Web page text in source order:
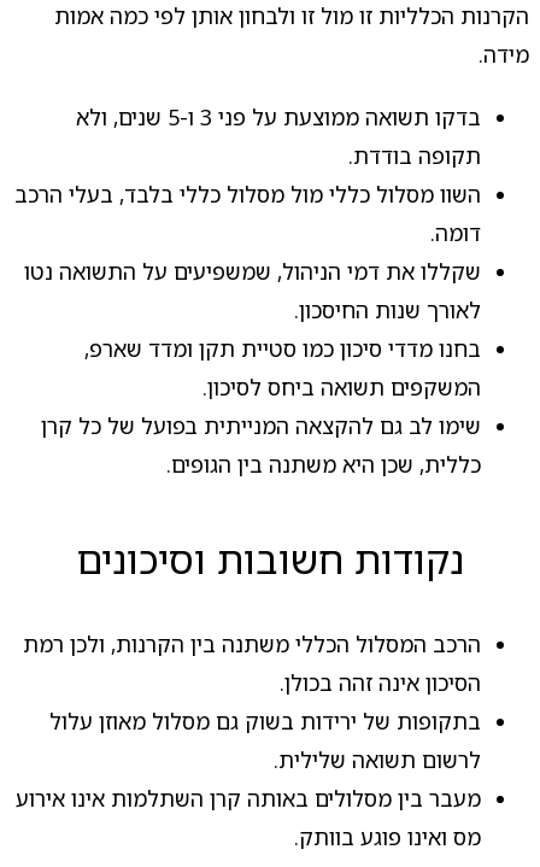
הקרנות הכלליות זו מול זו ולבחון אותן לפי כמה אמות
מידה.
בדקו תשואה ממוצעת על פני 3 ו-5 שנים, ולא
תקופה בודדת.
השוו מסלול כללי מול מסלול כללי בלבד, בעלי הרכב
דומה.
שקללו את דמי הניהול, שמשפיעים על התשואה נטו
לאורך שנות החיסכון.
בחנו מדדי סיכון כמו סטיית תקן ומדד שארפ,
המשקפים תשואה ביחס לסיכון.
שימו לב גם להקצאה המנייתית בפועל של כל קרן
כללית, שכן היא משתנה בין הגופים.
נקודות חשובות וסיכונים
הרכב המסלול הכללי משתנה בין הקרנות, ולכן רמת
הסיכון אינה זהה בכולן.
בתקופות של ירידות בשוק גם מסלול מאוזן עלול
לרשום תשואה שלילית.
מעבר בין מסלולים באותה קרן השתלמות אינו אירוע
מס ואינו פוגע בוותק.